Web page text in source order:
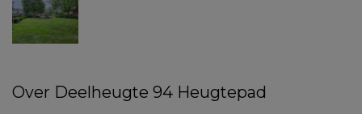
Over Deelheugte 94 Heugtepad